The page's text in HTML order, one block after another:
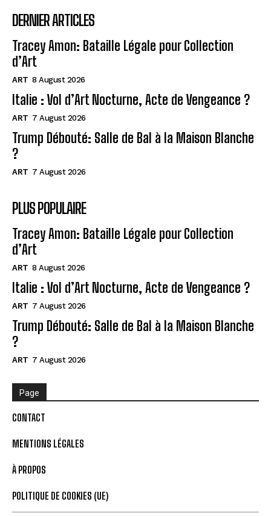
DERNIER ARTICLES
Tracey Amon: Bataille Légale pour Collection
d’Art
ART 8 August 2026
Italie : Vol d’Art Nocturne, Acte de Vengeance ?
ART 7 August 2026
Trump Débouté: Salle de Bal à la Maison Blanche
?
ART 7 August 2026
PLUS POPULAIRE
Tracey Amon: Bataille Légale pour Collection
d’Art
ART 8 August 2026
Italie : Vol d’Art Nocturne, Acte de Vengeance ?
ART 7 August 2026
Trump Débouté: Salle de Bal à la Maison Blanche
?
ART 7 August 2026
Page
CONTACT
MENTIONS LÉGALES
À PROPOS
POLITIQUE DE COOKIES (UE)